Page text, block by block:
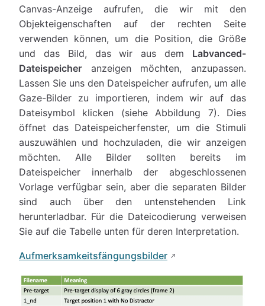
Canvas-Anzeige aufrufen, die wir mit den
Objekteigenschaften auf der rechten Seite
verwenden können, um die Position, die Größe
und das Bild, das wir aus dem Labvanced-
Dateispeicher anzeigen möchten, anzupassen.
Lassen Sie uns den Dateispeicher aufrufen, um alle
Gaze-Bilder zu importieren, indem wir auf das
Dateisymbol klicken (siehe Abbildung 7). Dies
öffnet das Dateispeicherfenster, um die Stimuli
auszuwählen und hochzuladen, die wir anzeigen
möchten. Alle Bilder sollten bereits im
Dateispeicher innerhalb der abgeschlossenen
Vorlage verfügbar sein, aber die separaten Bilder
sind auch über den untenstehenden Link
herunterladbar. Für die Dateicodierung verweisen
Sie auf die Tabelle unten für deren Interpretation.
Aufmerksamkeitsfängungsbilder